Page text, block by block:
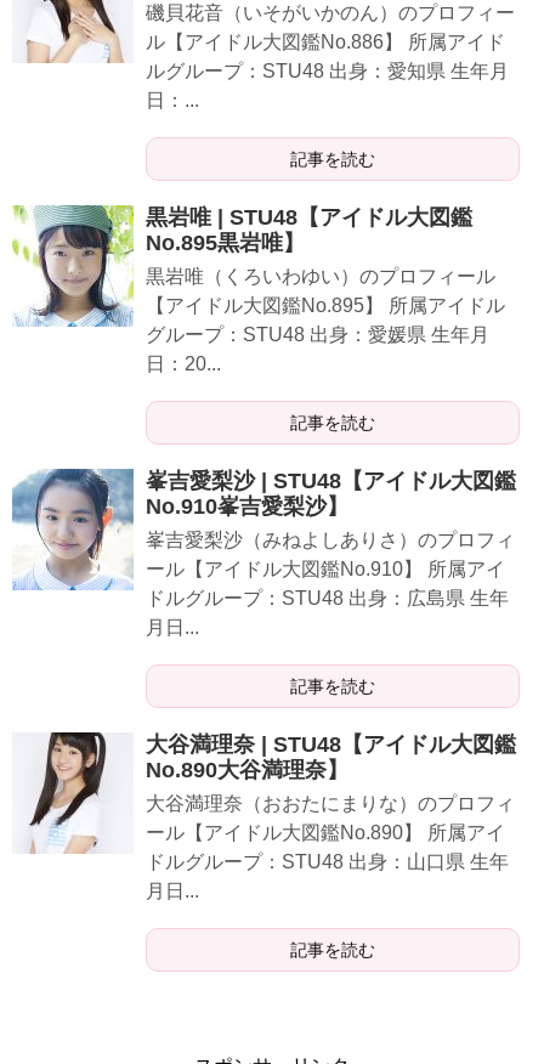
磯貝花音（いそがいかのん）のプロフィー
ル【アイドル大図鑑No.886】 所属アイド
ルグループ：STU48 出身：愛知県 生年月
日：...
記事を読む
黒岩唯 | STU48【アイドル大図鑑
No.895黒岩唯】
黒岩唯（くろいわゆい）のプロフィール
【アイドル大図鑑No.895】 所属アイドル
グループ：STU48 出身：愛媛県 生年月
日：20...
記事を読む
峯吉愛梨沙 | STU48【アイドル大図鑑
No.910峯吉愛梨沙】
峯吉愛梨沙（みねよしありさ）のプロフィ
ール【アイドル大図鑑No.910】 所属アイ
ドルグループ：STU48 出身：広島県 生年
月日...
記事を読む
大谷満理奈 | STU48【アイドル大図鑑
No.890大谷満理奈】
大谷満理奈（おおたにまりな）のプロフィ
ール【アイドル大図鑑No.890】 所属アイ
ドルグループ：STU48 出身：山口県 生年
月日...
記事を読む